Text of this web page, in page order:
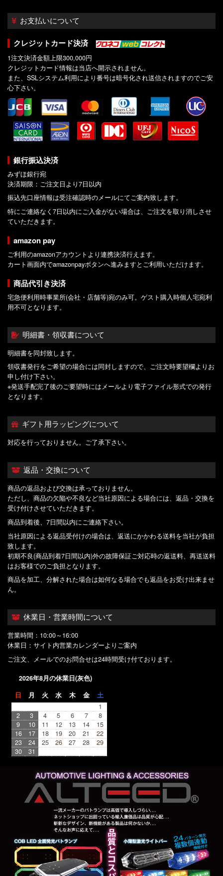
お支払いについて
クレジットカード決済
1注文決済金額上限300,000円
クレジットカード情報は当店へ開示されません。
また、SSLシステム利用により番号は暗号化され送信されますのでご安
心下さい。
銀行振込決済
みずほ銀行宛
決済期限：ご注文日より7日以内
振込先口座情報は受注確認時のメールにてご案内致します。
特にご連絡なく7日以内にご入金がない場合は、ご注文を取り消しさせ
ていただきます。
amazon pay
ご利用のamazonアカウントより連携決済行えます。
カート画面内でamazonpayボタンへ進みますとご利用いただけます。
商品代引き決済
宅急便利用時事業所(会社・店舗等)宛のみ可。ゲスト購入時個人宅宛利
用不可となります。
明細書・領収書について
明細書を同封致します。
領収書発行をご希望の場合には同封しますので、ご注文時要望欄よりお
申し付け下さい。
※発送手配完了後のご要望時にはメールより電子ファイル形式での発行
となります。
ギフト用ラッピングについて
対応を行っておりません。ご了承下さい。
返品・交換について
商品の返品および交換は承っておりません。
ただし、商品の欠陥や不良など当社原因による場合には、返品・交換を
受け付けさせていただきます。
商品到着後、7日間以内にご連絡下さい。
当社原因による返品受付けの場合は、返送にかかわる送料を当社が負担
致します。
初期不良(商品到着7日間以内)外の故障保証ご対応時の返送料、再送送料
はお客様でのご負担となります。
商品を加工、分解された場合は如何なる場合でも返品をお受け出来ませ
ん。
休業日・営業時間について
営業時間：10:00～16:00
休業日：サイト内営業カレンダーよりご案内
ご注文、メールでのお問合せは24時間受け付ております。
2026年8月の休業日(灰色)
日 月 火 水 木 金 土
1
2
3 4 5 6 7
8
9
10 11 12 13 14
15
16
17 18 19 20 21
22
23
24 25 26 27 28
29
30
31